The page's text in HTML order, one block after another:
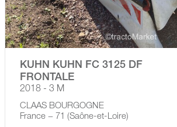
KUHN KUHN FC 3125 DF
FRONTALE
2018 - 3 M
CLAAS BOURGOGNE
France − 71 (Saône-et-Loire)